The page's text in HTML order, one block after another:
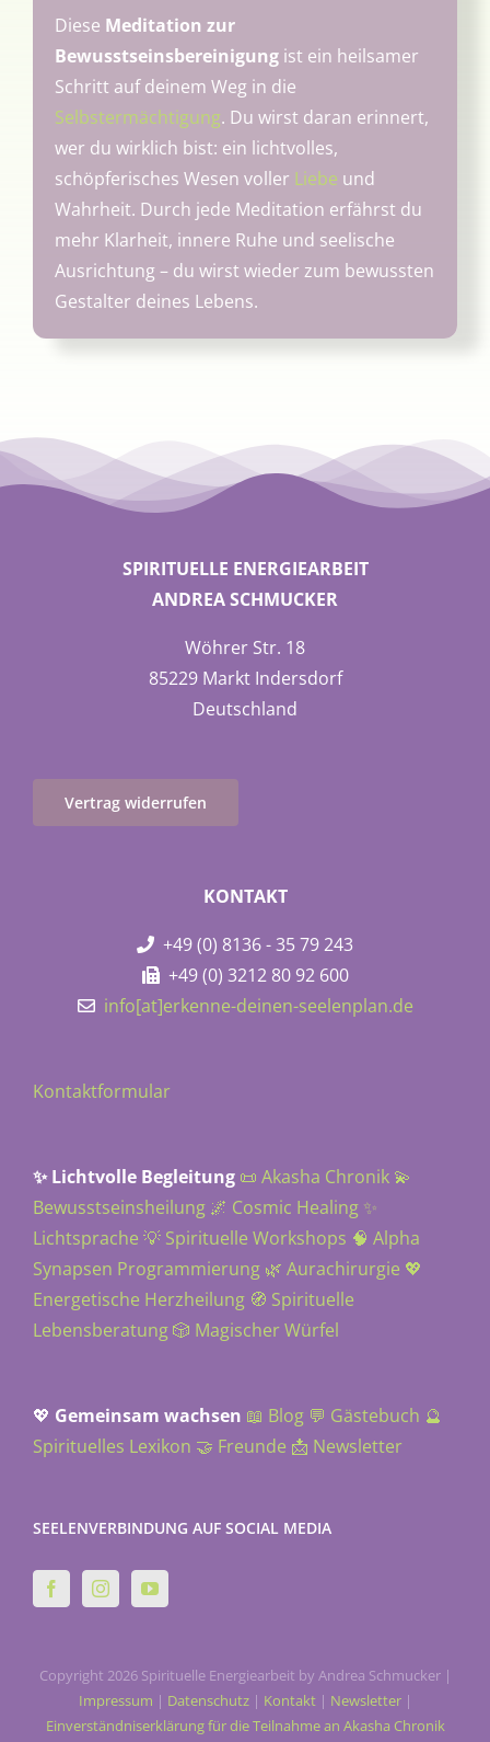
Diese Meditation zur
Bewusstseinsbereinigungist ein heilsamer
Schritt auf deinem Weg in die
Selbstermächtigung. Du wirst daran erinnert,
wer du wirklich bist: ein lichtvolles,
schöpferisches Wesen voller Liebe und
Wahrheit. Durch jede Meditation erfährst du
mehr Klarheit, innere Ruhe und seelische
Ausrichtung – du wirst wieder zum bewussten
Gestalter deines Lebens.
SPIRITUELLE ENERGIEARBEIT
ANDREA SCHMUCKER
Wöhrer Str. 18
85229 Markt Indersdorf
Deutschland
Vertrag widerrufen
KONTAKT
+49 (0) 8136 - 35 79 243
+49 (0) 3212 80 92 600
info[at]erkenne-deinen-seelenplan.de
Kontaktformular
✨ Lichtvolle Begleitung 📜 Akasha Chronik 💫
Bewusstseinsheilung 🌌 Cosmic Healing ✨
Lichtsprache 💡 Spirituelle Workshops 🧠 Alpha
Synapsen Programmierung 🌿 Aurachirurgie 💖
Energetische Herzheilung 🧭 Spirituelle
Lebensberatung🎲 Magischer Würfel
💖 Gemeinsam wachsen 📖 Blog 💬 Gästebuch 🔮
Spirituelles Lexikon 🤝 Freunde 📩 Newsletter
SEELENVERBINDUNG AUF SOCIAL MEDIA
Copyright 2026 Spirituelle Energiearbeit by Andrea Schmucker |
Impressum | Datenschutz| Kontakt| Newsletter|
Einverständniserklärung für die Teilnahme an Akasha Chronik